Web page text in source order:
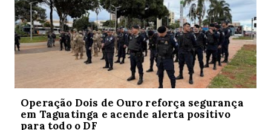
Operação Dois de Ouro reforça segurança
em Taguatinga e acende alerta positivo
para todo o DF